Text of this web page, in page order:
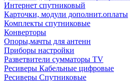
Интернет спутниковый
Карточки, модули дополнит.оплаты
Комплекты спутниковые
Конверторы
Опоры,мачты для антенн
Приборы настройки
Разветвители сумматоры TV
Ресиверы Кабельные цифровые
Ресиверы Спутниковые